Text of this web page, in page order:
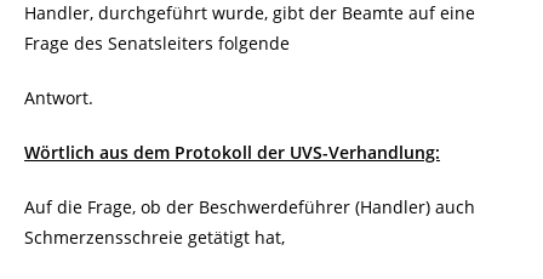
Handler, durchgeführt wurde, gibt der Beamte auf eine
Frage des Senatsleiters folgende
Antwort.
Wörtlich aus dem Protokoll der UVS-Verhandlung:
Auf die Frage, ob der Beschwerdeführer (Handler) auch
Schmerzensschreie getätigt hat,